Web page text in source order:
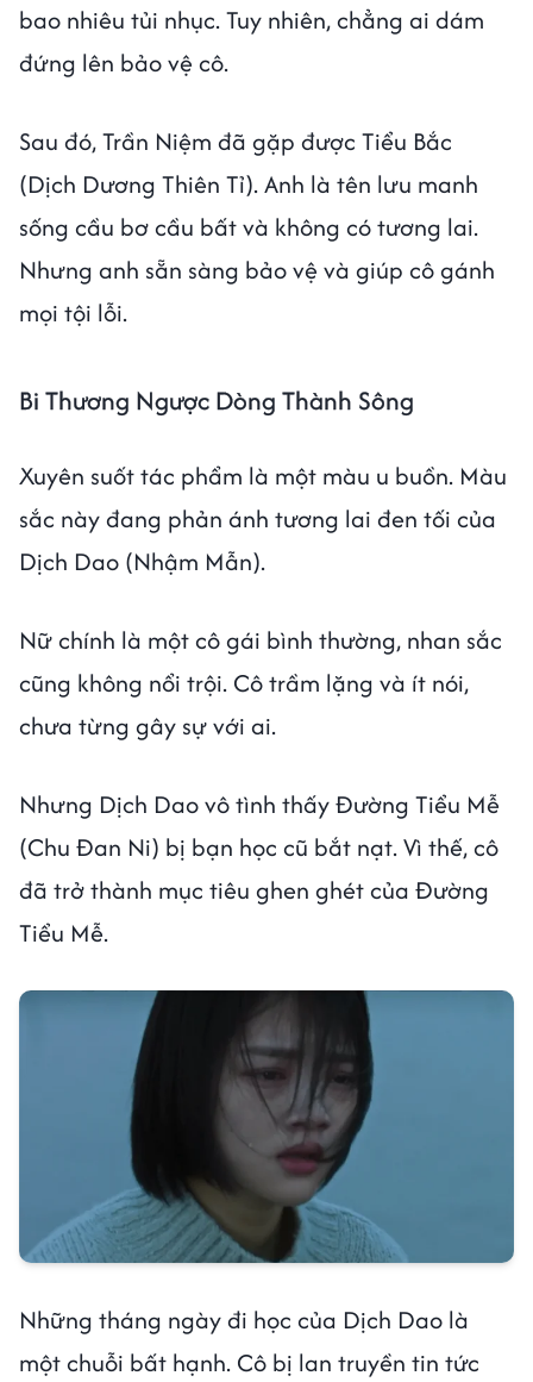
bao nhiêu tủi nhục. Tuy nhiên, chẳng ai dám
đứng lên bảo vệ cô.
Sau đó, Trần Niệm đã gặp được Tiểu Bắc
(Dịch Dương Thiên Tỉ). Anh là tên lưu manh
sống cầu bơ cầu bất và không có tương lai.
Nhưng anh sẵn sàng bảo vệ và giúp cô gánh
mọi tội lỗi.
Bi Thương Ngược Dòng Thành Sông
Xuyên suốt tác phẩm là một màu u buồn. Màu
sắc này đang phản ánh tương lai đen tối của
Dịch Dao (Nhậm Mẫn).
Nữ chính là một cô gái bình thường, nhan sắc
cũng không nổi trội. Cô trầm lặng và ít nói,
chưa từng gây sự với ai.
Nhưng Dịch Dao vô tình thấy Đường Tiểu Mễ
(Chu Đan Ni) bị bạn học cũ bắt nạt. Vì thế, cô
đã trở thành mục tiêu ghen ghét của Đường
Tiểu Mễ.
Những tháng ngày đi học của Dịch Dao là
một chuỗi bất hạnh. Cô bị lan truyền tin tức